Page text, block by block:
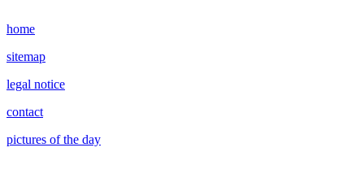
home
sitemap
legal notice
contact
pictures of the day